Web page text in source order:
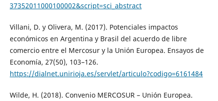
37352011000100002&script=sci_abstract
Villani, D. y Olivera, M. (2017). Potenciales impactos
económicos en Argentina y Brasil del acuerdo de libre
comercio entre el Mercosur y la Unión Europea. Ensayos de
Economía, 27(50), 103–126.
https://dialnet.unirioja.es/servlet/articulo?codigo=6161484
Wilde, H. (2018). Convenio MERCOSUR – Unión Europea.